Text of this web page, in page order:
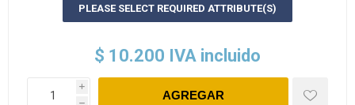
PLEASE SELECT REQUIRED ATTRIBUTE(S)
$ 10.200 IVA incluido
i
h